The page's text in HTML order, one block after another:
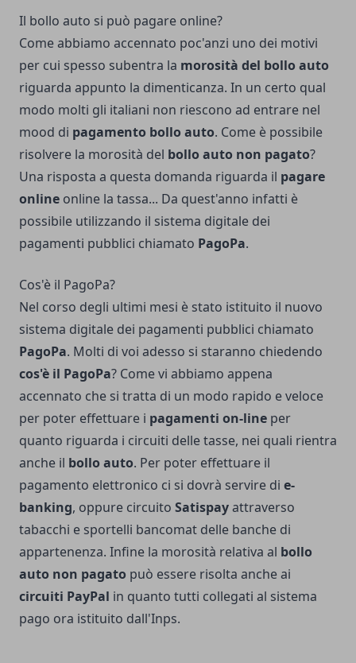
Il bollo auto si può pagare online?
Come abbiamo accennato poc'anzi uno dei motivi
per cui spesso subentra la morosità del bollo auto
riguarda appunto la dimenticanza. In un certo qual
modo molti gli italiani non riescono ad entrare nel
mood di pagamento bollo auto. Come è possibile
risolvere la morosità del bollo auto non pagato?
Una risposta a questa domanda riguarda il pagare
online online la tassa... Da quest'anno infatti è
possibile utilizzando il sistema digitale dei
pagamenti pubblici chiamato PagoPa.
Cos'è il PagoPa?
Nel corso degli ultimi mesi è stato istituito il nuovo
sistema digitale dei pagamenti pubblici chiamato
PagoPa. Molti di voi adesso si staranno chiedendo
cos'è il PagoPa? Come vi abbiamo appena
accennato che si tratta di un modo rapido e veloce
per poter effettuare i pagamenti on-line per
quanto riguarda i circuiti delle tasse, nei quali rientra
anche il bollo auto. Per poter effettuare il
pagamento elettronico ci si dovrà servire di e-
banking, oppure circuito Satispayattraverso
tabacchi e sportelli bancomat delle banche di
appartenenza. Infine la morosità relativa al bollo
auto non pagato può essere risolta anche ai
circuiti PayPal in quanto tutti collegati al sistema
pago ora istituito dall'Inps.